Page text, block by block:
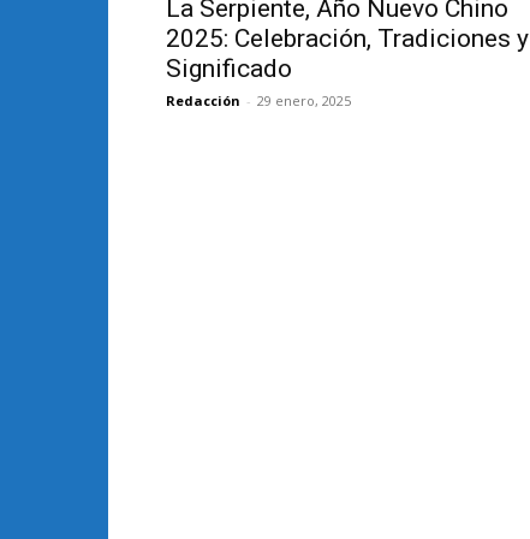
La Serpiente, Año Nuevo Chino
2025: Celebración, Tradiciones y
Significado
Redacción - 29 enero, 2025